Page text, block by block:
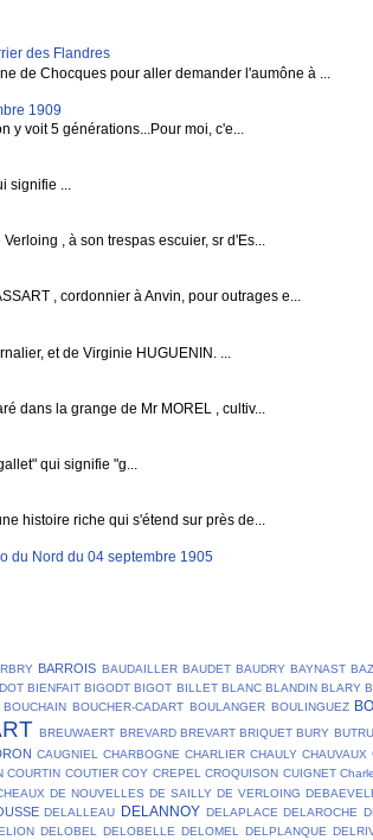
des Flandres
de Chocques pour aller demander l'aumône à ...
1909
y voit 5 générations...Pour moi, c'e...
signifie ...
, à son trespas escuier, sr d'Es...
, cordonnier à Anvin, pour outrages e...
et de Virginie HUGUENIN. ...
dans la grange de Mr MOREL , cultiv...
qui signifie "g...
histoire riche qui s'étend sur près de...
du Nord du 04 septembre 1905
BARROIS BAUDAILLER BAUDET BAUDRY BAYNAST
BIENFAIT BIGODT BIGOT BILLET BLANC BLANDIN BLARY
BOUCHAIN BOUCHER-CADART BOULANGER BOULINGUEZ
BREUWAERT BREVARD BREVART BRIQUET BURY
CAUGNIEL CHARBOGNE CHARLIER CHAULY CHAUVAUX
COURTIN COUTIER COY CREPEL CROQUISON CUIGNET
DE NOUVELLES DE SAILLY DE VERLOING
DELALLEAU DELANNOY DELAPLACE DELAROCHE
DELOBEL DELOBELLE DELOMEL DELPLANQUE